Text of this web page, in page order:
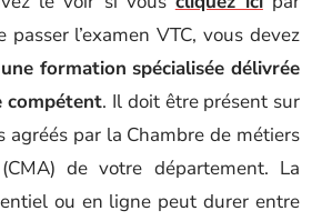
l’examen VTC, vous devez
formation spécialisée délivrée
compétent. Il doit être présent sur
agréés par la Chambre de métiers
de votre département. La
ou en ligne peut durer entre